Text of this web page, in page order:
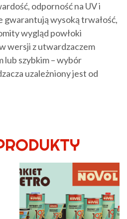
odporność na UV i
wysoką trwałość,
wygląd powłoki
wersji z utwardzaczem
lub szybkim – wybór
uzależniony jest od